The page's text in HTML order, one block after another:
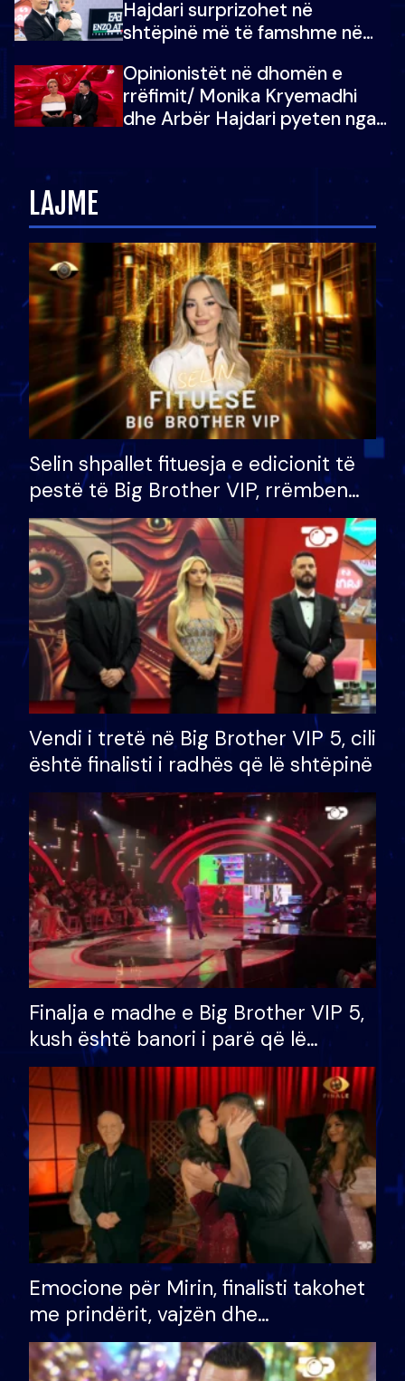
Hajdari surprizohet në
shtëpinë më të famshme në
vajzën e tij
Opinionistët në dhomën e
rrëfimit/ Monika Kryemadhi
dhe Arbër Hajdari pyeten nga
LAJME
Selin shpallet fituesja e edicionit të
pestë të Big Brother VIP, rrëmben
çmimin e madh prej 100 mijë eurosh
Vendi i tretë në Big Brother VIP 5, cili
është finalisti i radhës që lë shtëpinë
Finalja e madhe e Big Brother VIP 5,
kush është banori i parë që lë
shtëpinë dhe humb mundësinë për
të fituar çmimin e madh
Emocione për Mirin, finalisti takohet
me prindërit, vajzën dhe
bashkëshorten: S’kemi ndonjë letër
divorci apo jo?